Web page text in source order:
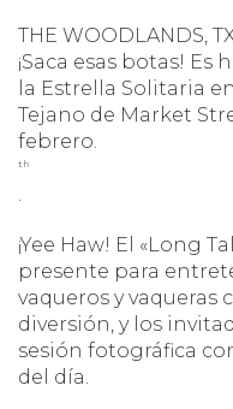
THE WOODLANDS,
¡Saca esas botas! Es
la Estrella Solitaria
Tejano de Market
febrero.
th
.
¡Yee Haw! El «Long
presente para
vaqueros y vaqueras
diversión, y los
sesión fotográfica
del día.